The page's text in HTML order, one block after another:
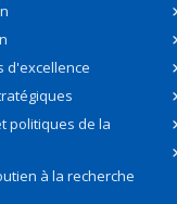
d'excellence
politiques de la
à la recherche